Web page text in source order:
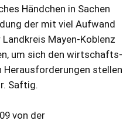
Händchen in Sachen
der mit viel Aufwand
Mayen-Koblenz
um sich den wirtschafts-
stellen
Saftig.
von der